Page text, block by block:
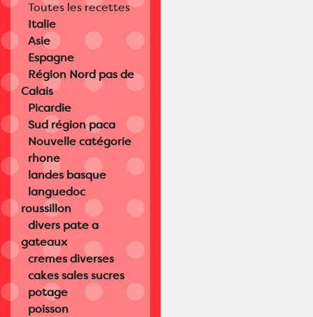
Toutes les recettes
Italie
Asie
Espagne
Région Nord pas de
Calais
Picardie
Sud région paca
Nouvelle catégorie
rhone
landes basque
languedoc
roussillon
divers pate a
gateaux
cremes diverses
cakes sales sucres
potage
poisson